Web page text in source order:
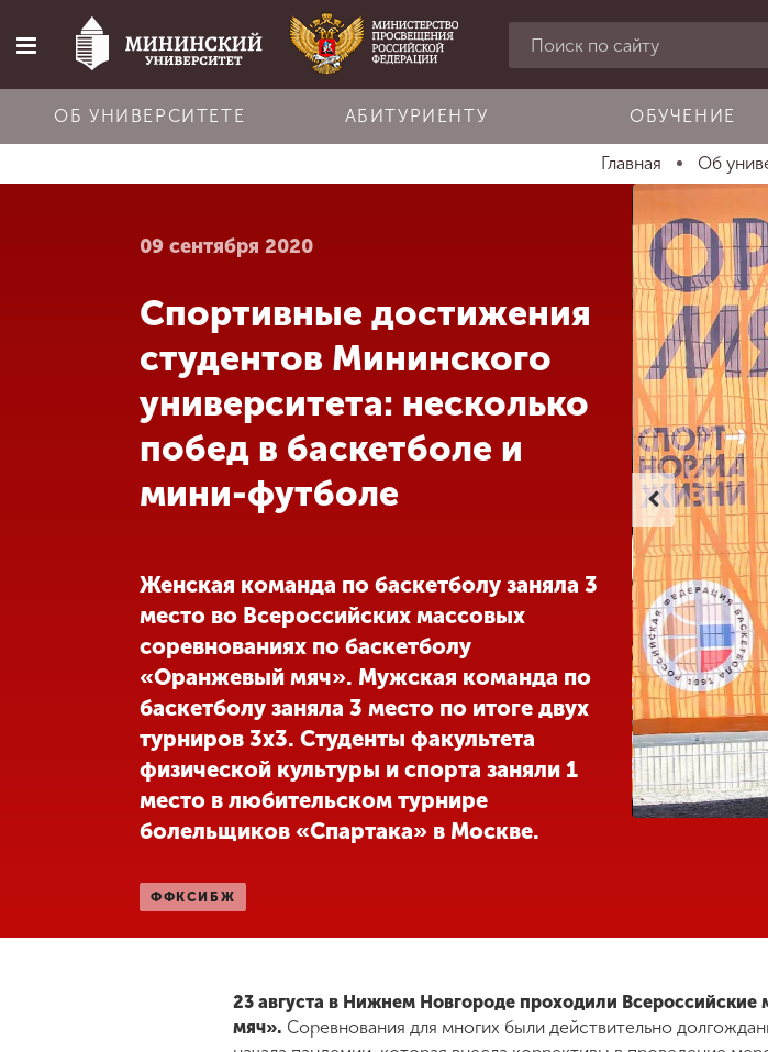
Главная
Об университете
Абитуриенту
Обучение
Другие виды
деятельности
Студенческая
Сведения об
образовательной
комиссия
ОБ УНИВЕРСИТЕТЕ АБИТУРИЕНТУ ОБУЧЕНИЕ
Главная Об
09 сентября 2020
Спортивные достижения
студентов Мининского
университета: несколько
побед в баскетболе и
мини-футболе
Женская команда по баскетболу заняла 3
место во Всероссийских массовых
соревнованиях по баскетболу
«Оранжевый мяч». Мужская команда по
баскетболу заняла 3 место по итоге двух
турниров 3х3. Студенты факультета
физической культуры и спорта заняли 1
место в любительском турнире
болельщиков «Спартака» в Москве.
ФФКСИБЖ
23 августа в Нижнем Новгороде проходили
мяч». Соревнования для многих были действительно